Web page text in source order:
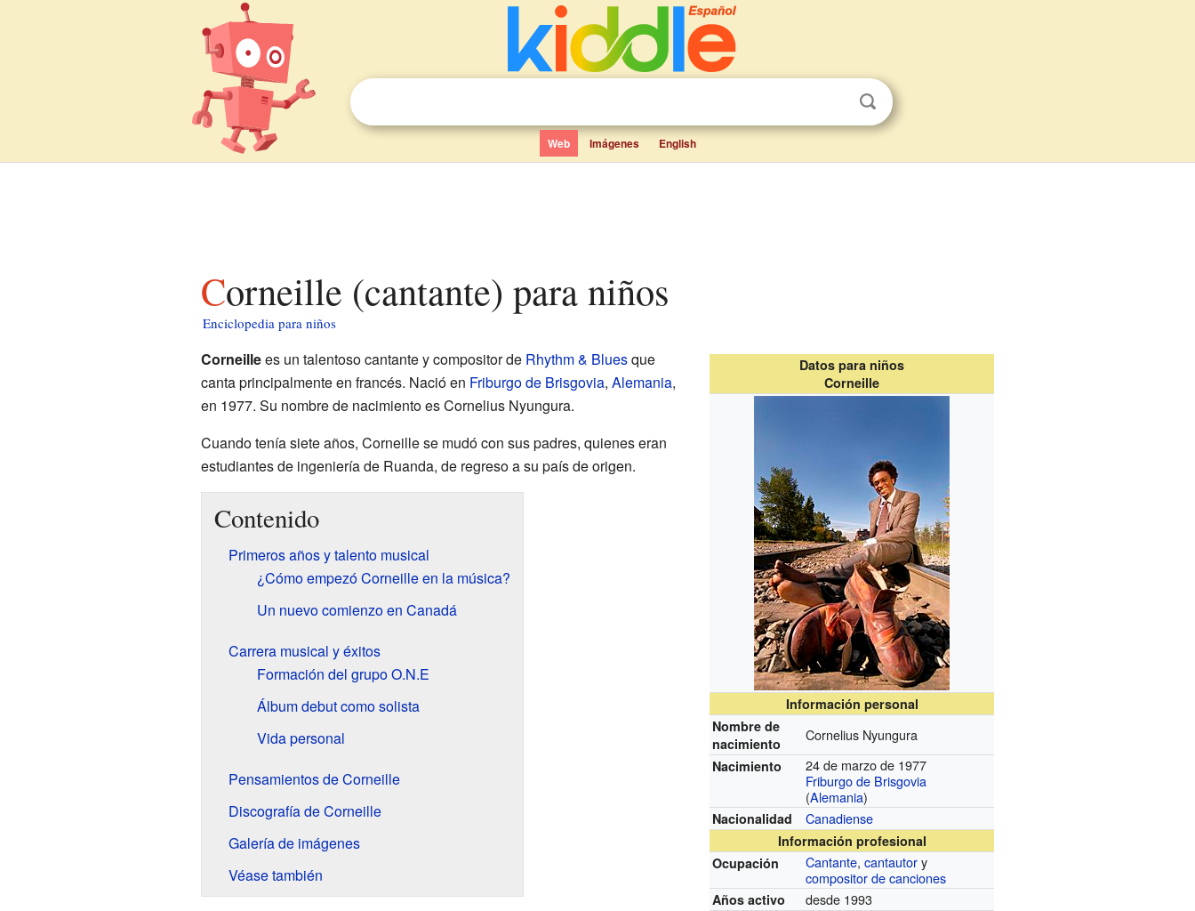
Web Imágenes English
Corneille (cantante) para niños
Enciclopedia para niños
Datos para niños
Corneille
Información personal
Nombre de
nacimiento
Cornelius Nyungura
Nacimiento
24 de marzo de 1977
Friburgo de Brisgovia
(Alemania)
Nacionalidad Canadiense
Información profesional
Ocupación
Cantante,cantautory
compositor de canciones
Años activo desde 1993
Corneillees un talentoso cantante y compositor de Rhythm & Bluesque
canta principalmente en francés. Nació en Friburgo de Brisgovia, Alemania,
en 1977. Su nombre de nacimiento es Cornelius Nyungura.
Cuando tenía siete años, Corneille se mudó con sus padres, quienes eran
estudiantes de ingeniería de Ruanda, de regreso a su país de origen.
Contenido
Primeros años y talento musical
¿Cómo empezó Corneille en la música?
Un nuevo comienzo en Canadá
Carrera musical y éxitos
Formación del grupo O.N.E
Álbum debut como solista
Vida personal
Pensamientos de Corneille
Discografía de Corneille
Galería de imágenes
Véase también